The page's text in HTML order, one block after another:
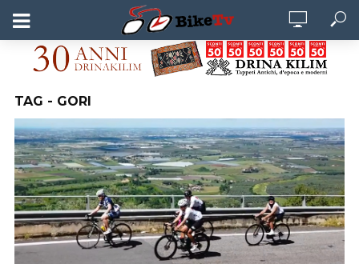
TAG - GORI